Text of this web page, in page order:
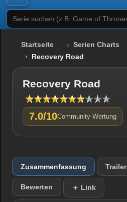
Serie suchen (z.B. Game of Thrones)
Startseite Serien Charts
Recovery Road
Recovery Road
7.0/10Community-Wertung
Zusammenfassung Trailer
Bewerten ＋ Link